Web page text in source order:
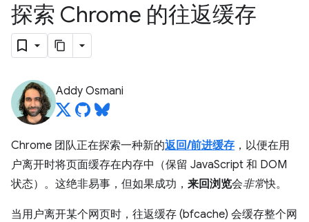
探索 Chrome 的往返缓存
Addy Osmani
Chrome 团队正在探索一种新的返回/前进缓存 ，以便在用
户离开时将页面缓存在内存中（保留 JavaScript 和 DOM
状态）。这绝非易事，但如果成功， 来回浏览会非常快。
当用户离开某个网页时，往返缓存 (bfcache) 会缓存整个网